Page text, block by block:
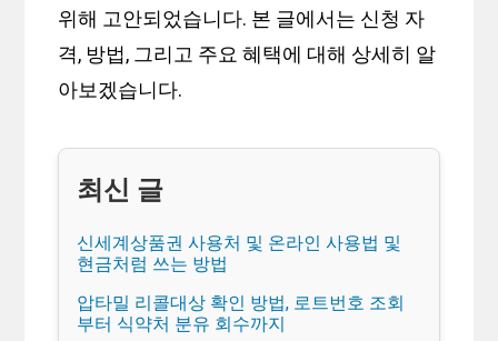
위해 고안되었습니다. 본 글에서는 신청 자
격, 방법, 그리고 주요 혜택에 대해 상세히 알
아보겠습니다.
신세계상품권 사용처 및 온라인 사용법 및
현금처럼 쓰는 방법
압타밀 리콜대상 확인 방법, 로트번호 조회
부터 식약처 분유 회수까지